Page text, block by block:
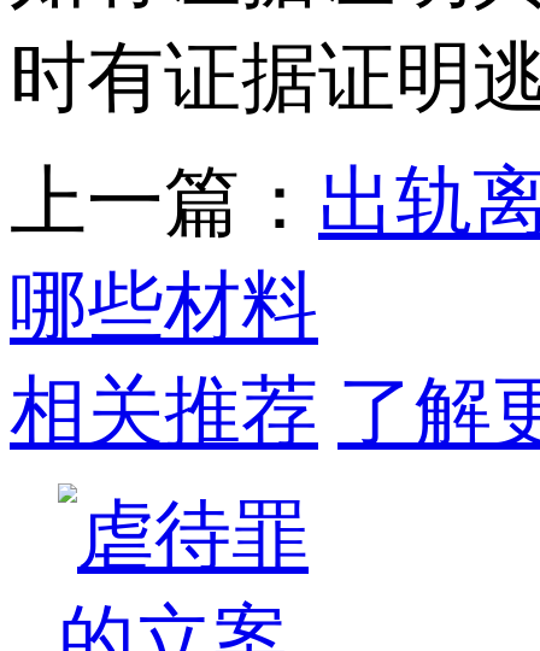
时有证据证明
上一篇： 出轨
哪些材料
相关推荐 了解